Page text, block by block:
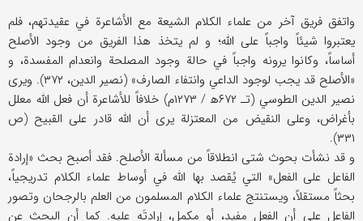
واتفق فريق آخر من علماء الكلام الشيعة مع الأشاعرة في عقيدتهم، فلم
يعتبروا شيئاً واجباً على الله؛ و لم يتخذ هذا الفريق من وجود الأصلح
أساساً، وكانوا يرونه واجباً في حالة وجود المصلحة وانعدام المفسدة، و
«الأصلح قد يجب لوجود الداعي وانتفاء الصارف» (نصير الدين، ۳۷۲). ويرى
نصير الدين الطوسي (تـ ۶۷۲ه‍ / ۱۲۷۳م) خلافاً للأشاعرة أن فعل الله معلل
بأغراض، وعلى النقيض من المعتزلة يرى أن الله قادر على القبيح (ص
۳۳۱).
و قد نشأت بحوث شتى انطلاقاً من مسألة الأصلح. فقد أصبح بحث «إرادة
الفاعل على الفعل» التي يُقصد بها الله في أوساط علماء الكلام تدريجياً،
بحثاً مستقلاً، ويستنتج علماء الكلام المسلمون من العلم بالرجحان وتصور
الفاعل على أن الفعل مفيد، أو مكمل، إرادتَه عليه. كما أن البحث عن